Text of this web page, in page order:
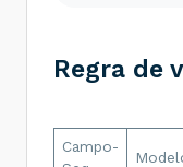
<dest
por
Regra de
Campo-